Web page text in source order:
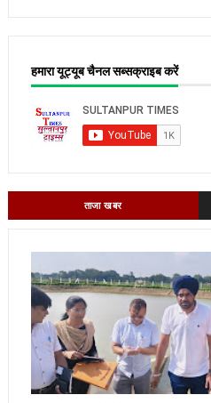
हमारा यूट्यूब चैनल सब्सक्राइब करें
ताजा खबर